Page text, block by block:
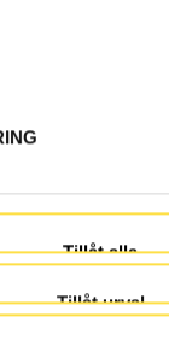
Tillåt alla
Tillåt urval
SN -59471.